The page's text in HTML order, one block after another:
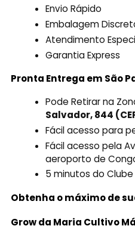
Envio Rápido
Embalagem
Atendimento
Garantia Express
Pronta Entrega em São
Pode Retirar na
Salvador, 844
Fácil acesso para
Fácil acesso pela
aeroporto de
5 minutos do Clube
Obtenha o máximo de
Grow da Maria Cultivo